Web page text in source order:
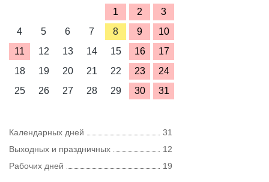
1
2
3
4
5 6 7 8 9
10
11
12 13 14 15 16
17
18
19 20 21 22 23
24
25
26 27 28 29 30 31
Календарных дней
31
Выходных и праздничных
12
Рабочих дней
19